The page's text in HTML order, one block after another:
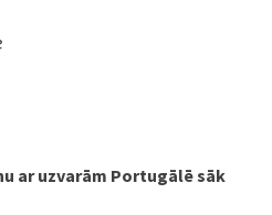
ar uzvarām Portugālē sāk